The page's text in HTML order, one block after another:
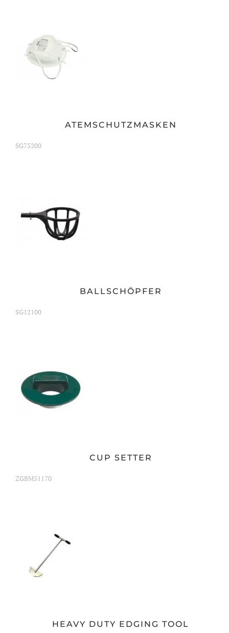
ATEMSCHUTZMASKEN
SG75200
BALLSCHÖPFER
SG12100
CUP SETTER
ZGBM51170
HEAVY DUTY EDGING TOOL